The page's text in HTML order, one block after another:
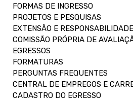
FORMAS DE INGRESSO
PROJETOS E PESQUISAS
EXTENSÃO E
COMISSÃO PRÓPRIA DE
EGRESSOS
FORMATURAS
PERGUNTAS FREQUENTES
CENTRAL DE EMPREGOS E
CADASTRO DO EGRESSO